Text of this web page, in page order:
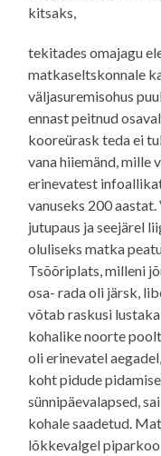
kitsaks,
tekitades omajagu
matkaseltskonnale
väljasuremisohus
ennast peitnud
kooreürask teda ei
vana hiiemänd, mille
erinevatest
vanuseks 200
jutupaus ja seejärel
oluliseks matka
Tsõõriplats, milleni
osa- rada oli järsk,
võtab raskusi
kohalike noorte
oli erinevatel
koht pidude
sünnipäevalapsed,
kohale saadetud.
lõkkevalgel